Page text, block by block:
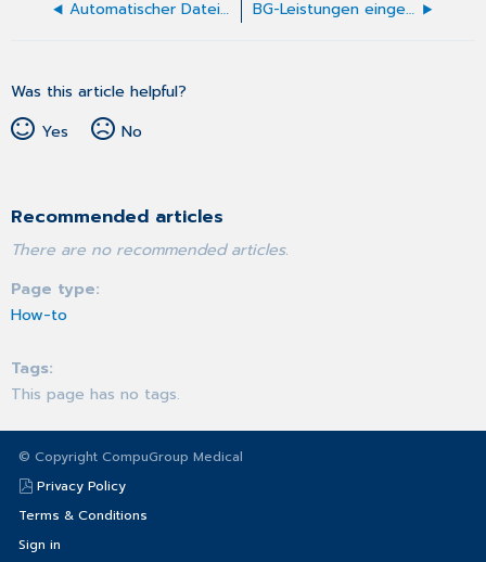
Automatischer Dateizugriff mit Diagnosenkürzeln BG-Leistungen eingeben
Was this article helpful?
Yes
No
Recommended articles
There are no recommended articles.
Page type
How-to
Tags
This page has no tags.
© Copyright CompuGroup Medical
Privacy Policy
Terms & Conditions
Sign in